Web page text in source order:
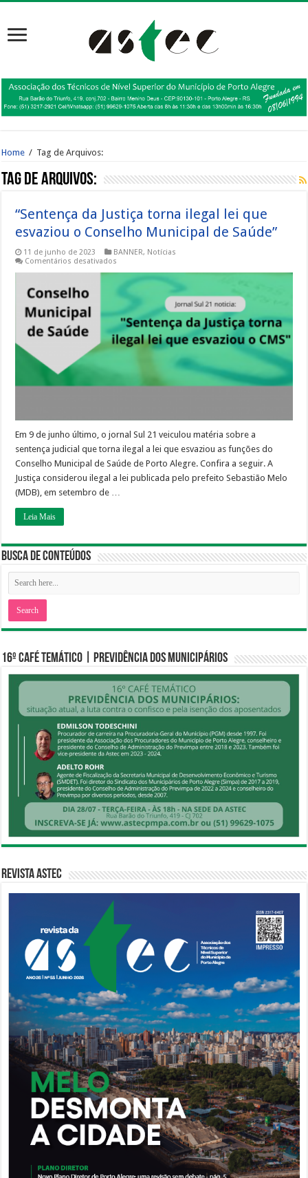
Home / Tag de Arquivos:
Tag de Arquivos:
“Sentença da Justiça torna ilegal lei que
esvaziou o Conselho Municipal de Saúde”
11 de junho de 2023 BANNER, Notícias
Comentários desativados
Justiça
torna
lei
que
esvaziou
o
Conselho
Em 9 de junho último, o jornal Sul 21 veiculou matéria sobre a
sentença judicial que torna ilegal a lei que esvaziou as funções do
Conselho Municipal de Saúde de Porto Alegre. Confira a seguir. A
Justiça considerou ilegal a lei publicada pelo prefeito Sebastião Melo
(MDB), em setembro de …
Leia Mais
Busca de Conteúdos
16º CAFÉ TEMÁTICO | PREVIDÊNCIA DOS MUNICIPÁRIOS
Revista Astec